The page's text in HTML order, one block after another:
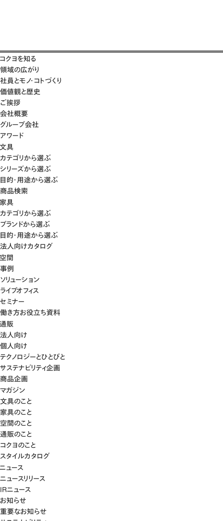
コクヨを知る
領域の広がり
社員とモノ・コトづくり
価値観と歴史
ご挨拶
会社概要
グループ会社
アワード
文具
カテゴリから選ぶ
シリーズから選ぶ
目的・用途から選ぶ
商品検索
家具
カテゴリから選ぶ
ブランドから選ぶ
目的・用途から選ぶ
法人向けカタログ
空間
事例
ソリューション
ライブオフィス
セミナー
働き方お役立ち資料
通販
法人向け
個人向け
テクノロジーとひとびと
サステナビリティ企画
商品企画
マガジン
文具のこと
家具のこと
空間のこと
通販のこと
コクヨのこと
スタイルカタログ
ニュース
ニュースリリース
IRニュース
お知らせ
重要なお知らせ